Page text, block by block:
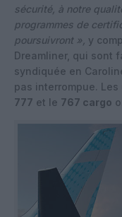
sécurité, à notre
programmes de
poursuivront », y
Dreamliner, qui sont
syndiquée en
pas interrompue.
777 et le 767 cargo